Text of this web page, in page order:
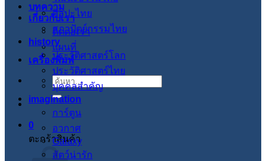
บทความ
เกี่ยวกับเรา
ติดต่อเรา
แผนที่
เครื่องพิมพ์
ค้นหา:
0
ตะกร้าสินค้า
ศิลปะไทย
สภาปัตย์กรรมไทย
history
ประวัติศาสตร์โลก
ประวัติศาสตร์ไทย
บุคคลสำคัญ
imagination
การ์ตูน
อวกาศ
Galaxy
สัตว์น่ารัก